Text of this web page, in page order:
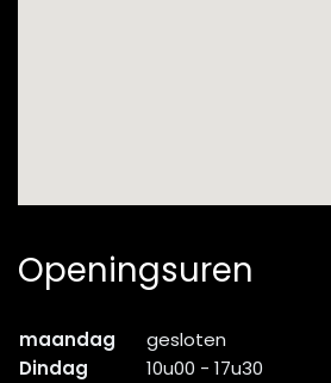
Openingsuren
maandag
gesloten
Dindag
10u00 - 17u30